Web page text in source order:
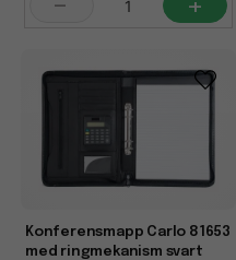
Konferensmapp Carlo 81653
med ringmekanism svart